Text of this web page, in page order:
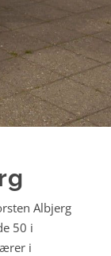
Albjerg
50 i
i